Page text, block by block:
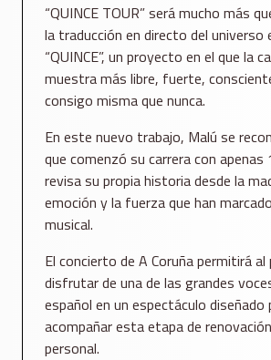
“QUINCE TOUR” será mucho más
la traducción en directo del universo
“QUINCE”, un proyecto en el que la
muestra más libre, fuerte,
consigo misma que nunca.
En este nuevo trabajo, Malú se
que comenzó su carrera con apenas
revisa su propia historia desde la
emoción y la fuerza que han
musical.
El concierto de A Coruña permitirá al
disfrutar de una de las grandes
español en un espectáculo diseñado
acompañar esta etapa de
personal.